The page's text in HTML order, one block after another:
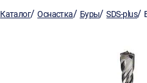
Каталог/Оснастка/ Буры/SDS-plus/